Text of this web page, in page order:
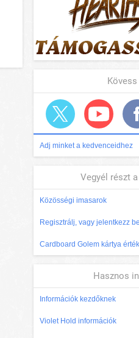
Adj minket a kedvenceidhez
Vegyél részt
Közösségi imasarok
Regisztrálj, vagy jelentkezz be
Cardboard Golem kártya
Hasznos
Információk kezdőknek
Violet Hold információk